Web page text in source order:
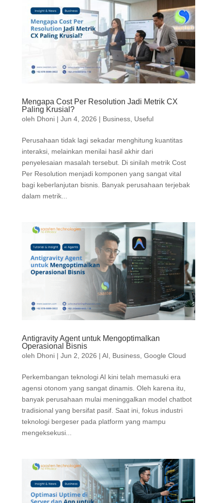
Mengapa Cost Per Resolution Jadi Metrik CX
Paling Krusial?
oleh Dhoni| Jun 4, 2026 | Business, Useful
Perusahaan tidak lagi sekadar menghitung kuantitas
interaksi, melainkan menilai hasil akhir dari
penyelesaian masalah tersebut. Di sinilah metrik Cost
Per Resolution menjadi komponen yang sangat vital
bagi keberlanjutan bisnis. Banyak perusahaan terjebak
dalam metrik...
Antigravity Agent untuk Mengoptimalkan
Operasional Bisnis
oleh Dhoni| Jun 2, 2026 | AI Business, Google Cloud
Perkembangan teknologi AI kini telah memasuki era
agensi otonom yang sangat dinamis. Oleh karena itu,
banyak perusahaan mulai meninggalkan model chatbot
tradisional yang bersifat pasif. Saat ini, fokus industri
teknologi bergeser pada platform yang mampu
mengeksekusi...